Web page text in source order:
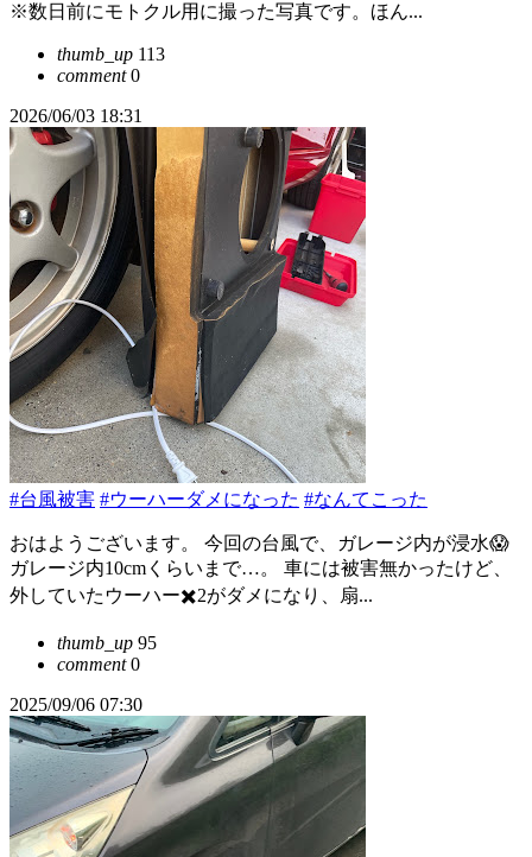
※数日前にモトクル用に撮った写真です。ほん...
thumb_up 113
comment0
2026/06/03 18:31
#台風被害 #ウーハーダメになった #なんてこった
おはようございます。 今回の台風で、ガレージ内が浸水😱
ガレージ内10cmくらいまで…。 車には被害無かったけど、
外していたウーハー✖️2がダメになり、扇...
thumb_up 95
comment0
2025/09/06 07:30